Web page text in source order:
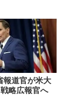
報道官が米大
略広報官へ